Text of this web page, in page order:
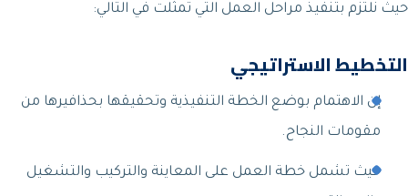
حيث نلتزم بتنفيذ مراحل العمل التي تمثلت في التالي:
التخطيط الاستراتيجي
إن الاهتمام بوضع الخطة التنفيذية وتحقيقها بحذافيرها من
مقومات النجاح.
حيث تشمل خطة العمل على المعاينة والتركيب والتشغيل